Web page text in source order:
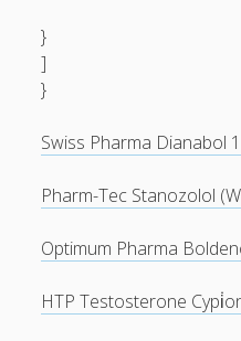
}
]
}
Swiss Pharma Dianabol
Pharm-Tec Stanozolol
Optimum Pharma
HTP Testosterone